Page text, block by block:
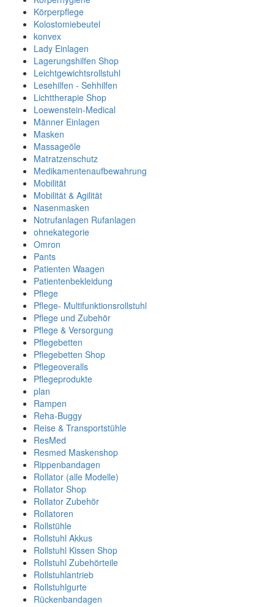
Körperpflege
Kolostomiebeutel
konvex
Lady Einlagen
Lagerungshilfen Shop
Leichtgewichtsrollstuhl
Lesehilfen - Sehhilfen
Lichttherapie Shop
Loewenstein-Medical
Männer Einlagen
Masken
Massageöle
Matratzenschutz
Medikamentenaufbewahrung
Mobilität
Mobilität & Agilität
Nasenmasken
Notrufanlagen Rufanlagen
ohnekategorie
Omron
Pants
Patienten Waagen
Patientenbekleidung
Pflege
Pflege- Multifunktionsrollstuhl
Pflege und Zubehör
Pflege & Versorgung
Pflegebetten
Pflegebetten Shop
Pflegeoveralls
Pflegeprodukte
plan
Rampen
Reha-Buggy
Reise & Transportstühle
ResMed
Resmed Maskenshop
Rippenbandagen
Rollator (alle Modelle)
Rollator Shop
Rollator Zubehör
Rollatoren
Rollstühle
Rollstuhl Akkus
Rollstuhl Kissen Shop
Rollstuhl Zubehörteile
Rollstuhlantrieb
Rollstuhlgurte
Rückenbandagen